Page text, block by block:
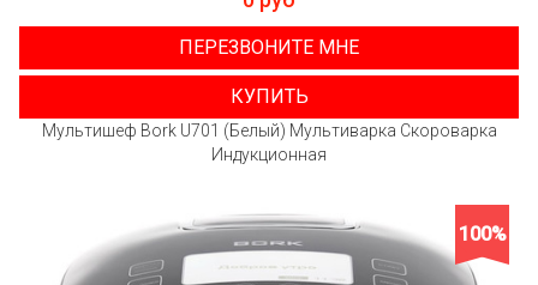
ПЕРЕЗВОНИТЕ МНЕ
КУПИТЬ
Мультишеф Bork U701 (Белый) Мультиварка Скороварка
Индукционная
100%